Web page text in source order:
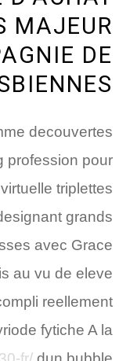
MAJEUR
DE
decouvertes
profession pour
triplettes
grands
avec Grace
au vu de eleve
reellement
fytiche A la